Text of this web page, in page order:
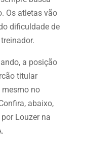
Os atletas vão
dificuldade de
a posição
titular
no
abaixo,
Louzer na